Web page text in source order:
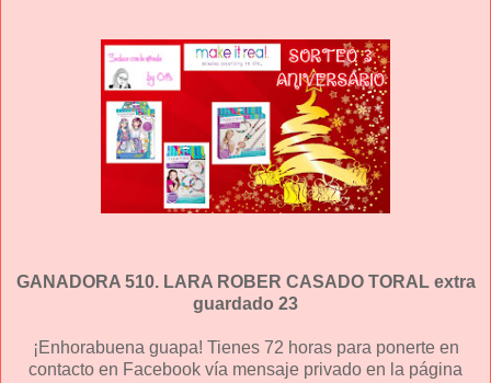
GANADORA 510. LARA ROBER CASADO TORAL extra
guardado 23
¡Enhorabuena guapa! Tienes 72 horas para ponerte en
contacto en Facebook vía mensaje privado en la página